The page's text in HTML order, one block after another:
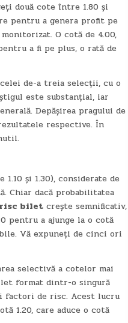
două cote între 1.80 și
pentru a genera profit pe
O cotă de 4.00,
a fi pe plus, o rată de
de-a treia selecții, cu o
este substanțial, iar
Depășirea pragului de
respective. În
și 1.30), considerate de
Chiar dacă probabilitatea
risc biletcrește semnificativ,
pentru a ajunge la o cotă
Vă expuneți de cinci ori
selectivă a cotelor mai
format dintr-o singură
factori de risc. Acest lucru
1.20, care aduce o cotă